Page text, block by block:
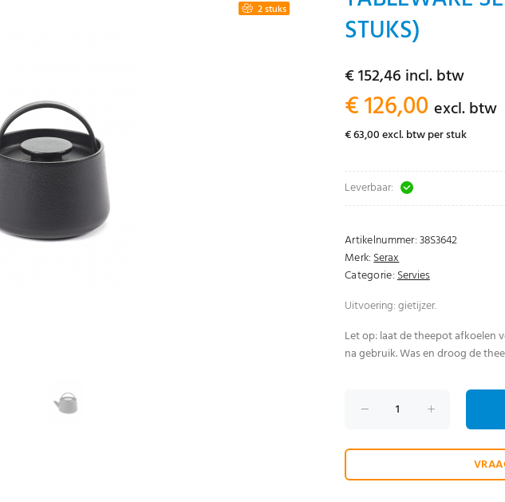
2 stuks
STUKS)
€ 152,46 incl. btw
€ 126,00 excl. btw
€ 63,00 excl. btw per stuk
Leverbaar:
Artikelnummer:38S3642
Merk:Serax
Categorie:Servies
Uitvoering: gietijzer.
Let op: laat de theepot afkoelen
na gebruik. Was en droog de